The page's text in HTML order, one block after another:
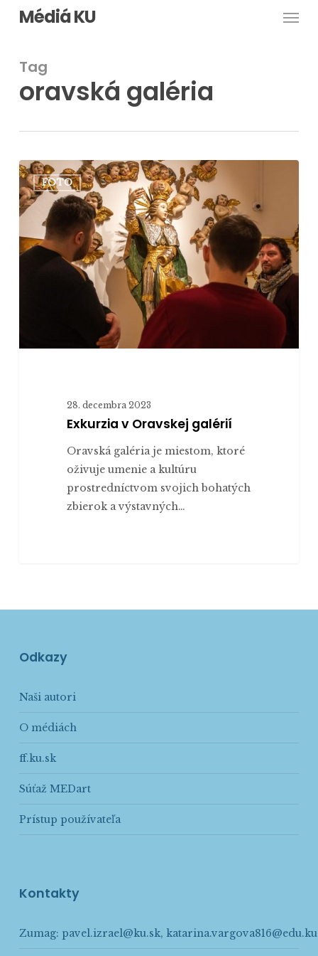
Skip
content
Médiá KU
Tag
oravská galéria
Exkurzia
v
Oravskej
galérií
FOTO
28. decembra 2023
Exkurzia v Oravskej galérií
Oravská galéria je miestom, ktoré
oživuje umenie a kultúru
prostredníctvom svojich bohatých
zbierok a výstavných…
Odkazy
Naši autori
O médiách
ff.ku.sk
Súťaž MEDart
Prístup používateľa
Kontakty
Zumag: pavel.izrael@ku.sk,